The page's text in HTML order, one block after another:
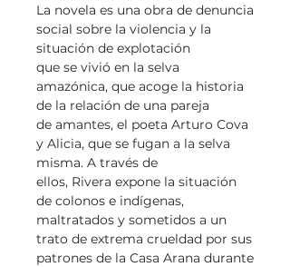
La novela es una obra de denuncia
social sobre la violencia y la
situación de explotación
que se vivió en la selva
amazónica, que acoge la historia
de la relación de una pareja
de amantes, el poeta Arturo Cova
y Alicia, que se fugan a la selva
misma. A través de
ellos, Rivera expone la situación
de colonos e indígenas,
maltratados y sometidos a un
trato de extrema crueldad por sus
patrones de la Casa Arana durante